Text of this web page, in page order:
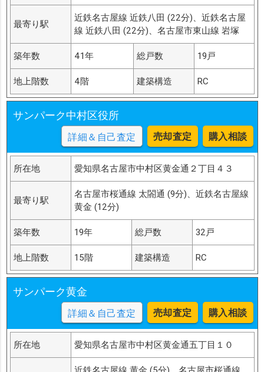
最寄り駅
近鉄名古屋線 近鉄八田 (22分)、近鉄名古屋
線 近鉄八田 (22分)、名古屋市東山線 岩塚
築年数 41年 総戸数 19戸
地上階数 4階 建築構造 RC
サンパーク中村区役所
詳細＆自己査定 売却査定 購入相談
所在地 愛知県名古屋市中村区黄金通２丁目４３
最寄り駅
名古屋市桜通線 太閤通 (9分)、近鉄名古屋線
黄金 (12分)
築年数 19年 総戸数 32戸
地上階数 15階 建築構造 RC
サンパーク黄金
詳細＆自己査定 売却査定 購入相談
所在地 愛知県名古屋市中村区黄金通五丁目１０